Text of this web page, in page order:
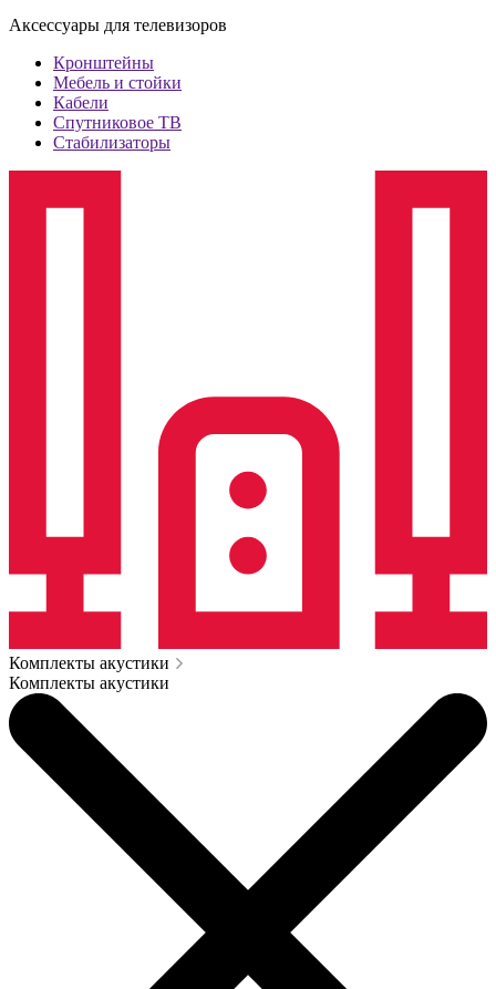
Аксессуары для телевизоров
Кронштейны
Мебель и стойки
Кабели
Спутниковое ТВ
Стабилизаторы
Комплекты акустики
Комплекты акустики